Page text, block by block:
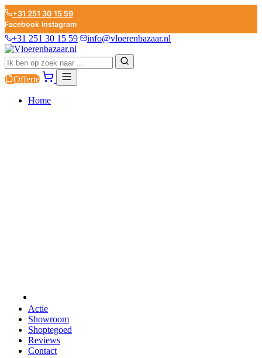
+31 251 30 15 59
Facebook Instagram
+31 251 30 15 59 info@vloerenbazaar.nl
Offerte
Home
Actie
Showroom
Shoptegoed
Reviews
Contact